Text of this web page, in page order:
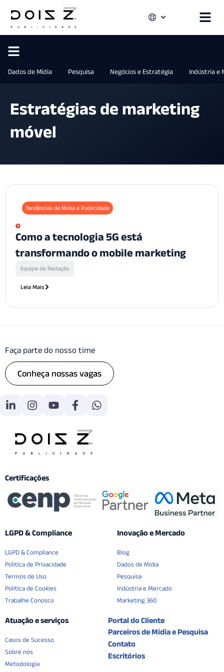
Dados de Mídia Pesquisa Negócios e Estratégia Indústria e
Estratégias de marketing
móvel
Tendências de Mídia e Publicidade
Como a tecnologia 5G está
transformando o mobile marketing
Equipe de Redação
Leia Mais
Faça parte do nosso time
Conheça nossas vagas
Certificações
LGPD & Compliance
LGPD & Compliance
Politica de Privacidade
Termos de Uso
Política de Cookies
Trabalhe Conosco
Inovação e Mercado
Blog
Dados de Mídia
Pesquisa
Indústria e Mercado
Marketing 360
Atuação e serviços
Casos de Sucesso
Sobre nós
Metodologia
Portal do Cliente
Parceiros de Mídia e Pesquisa
Contato
Escritórios